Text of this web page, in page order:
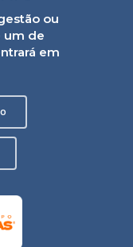
ou
um de
em